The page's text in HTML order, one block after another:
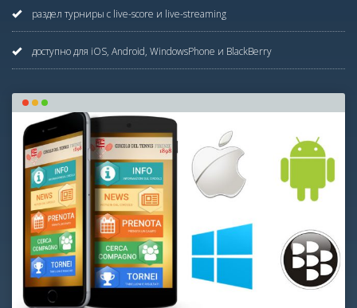
раздел турниры с live-score и live-streaming
доступно для iOS, Android, WindowsPhone и BlackBerry